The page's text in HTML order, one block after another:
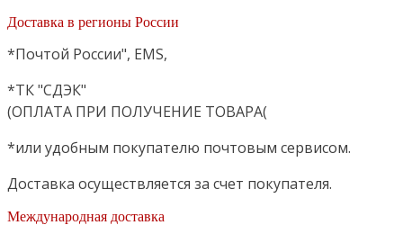
Доставка в регионы России
*Почтой России", EMS,
*ТК "СДЭК"
(ОПЛАТА ПРИ ПОЛУЧЕНИЕ ТОВАРА(
*или удобным покупателю почтовым сервисом.
Доставка осуществляется за счет покупателя.
Международная доставка